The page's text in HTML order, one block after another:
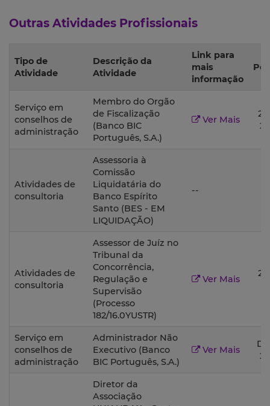
Outras Atividades Profissionais
Tipo de
Atividade
Descrição da
Atividade
Link para
mais
informação
Serviço em
conselhos de
administração
Membro do Orgão
de Fiscalização
(Banco BIC
Português, S.A.)
Ver Mais
Atividades de
consultoria
Assessoria à
Comissão
Liquidatária do
Banco Espírito
Santo (BES - EM
LIQUIDAÇÃO)
--
Atividades de
consultoria
Assessor de Juíz no
Tribunal da
Concorrência,
Regulação e
Supervisão
(Processo
182/16.0YUSTR)
Ver Mais
Serviço em
conselhos de
administração
Administrador Não
Executivo (Banco
BIC Português, S.A.)
Ver Mais
Diretor da
Associação